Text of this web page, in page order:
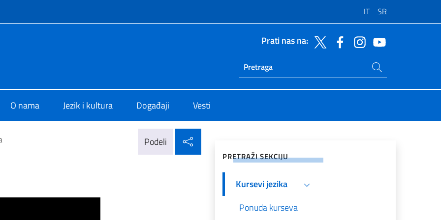
IT SR
Prati nas na:
Ricerca sito live
Potraži na sajtu
O nama Jezik i kultura Događaji Vesti
Podeli
PRETRAŽI SEKCIJU
Kursevi jezika
Ponuda kurseva